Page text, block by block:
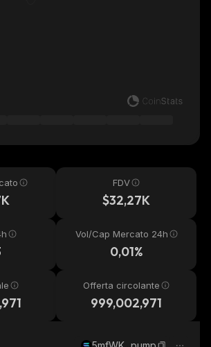
FDV
$32,27K
Vol/Cap Mercato 24h
0,01%
Offerta circolante
999,002,971